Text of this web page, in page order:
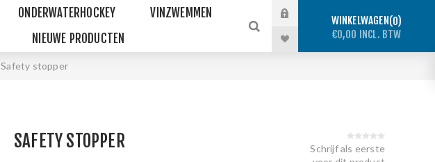
ONDERWATERHOCKEY
VINZWEMMEN
NIEUWE PRODUCTEN
WINKELWAGEN 0
€0,00 INCL. BTW
Safety stopper
SAFETY STOPPER
Schrijf als eerste